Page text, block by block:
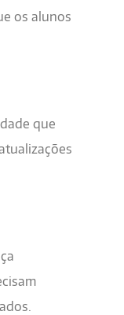
os alunos
que